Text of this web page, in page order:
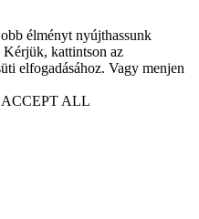
élményt nyújthassunk
Kérjük, kattintson az
elfogadásához. Vagy menjen
ACCEPT ALL